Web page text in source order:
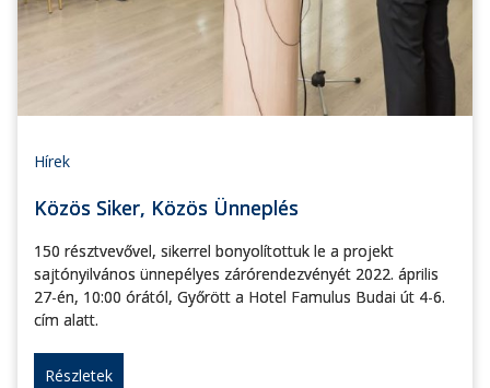
Hírek
Közös Siker, Közös Ünneplés
150 résztvevővel, sikerrel bonyolítottuk le a projekt
sajtónyilvános ünnepélyes zárórendezvényét 2022. április
27-én, 10:00 órától, Győrött a Hotel Famulus Budai út 4-6.
cím alatt.
Részletek